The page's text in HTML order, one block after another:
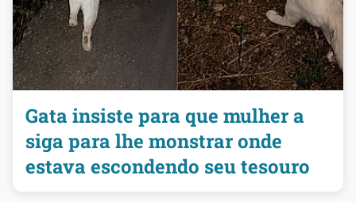
Gata insiste para que mulher a
siga para lhe monstrar onde
estava escondendo seu tesouro